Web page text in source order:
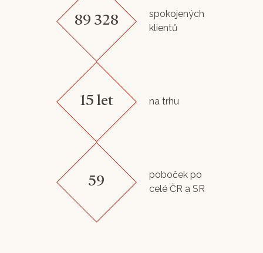
89 328
spokojených
klientů
15 let na trhu
59
poboček po
celé ČR a SR